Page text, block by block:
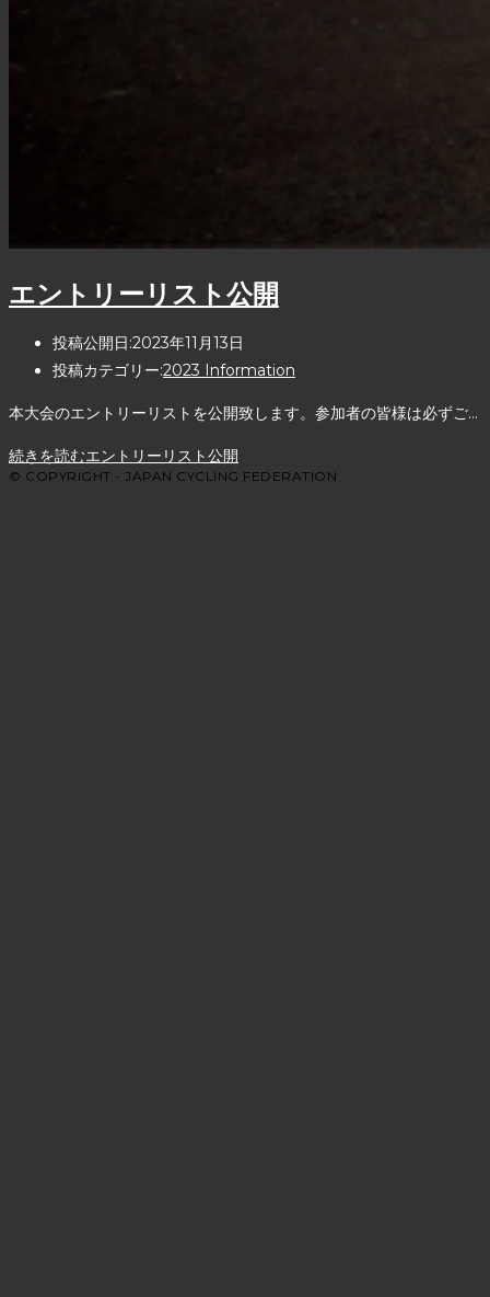
エントリーリスト公開
投稿公開日:2023年11月13日
投稿カテゴリー:2023 Information
本大会のエントリーリストを公開致します。参加者の皆様は必ずご…
続きを読むエントリーリスト公開
© COPYRIGHT - JAPAN CYCLING FEDERATION